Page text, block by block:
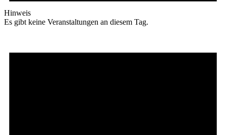
Hinweis
Es gibt keine Veranstaltungen an diesem Tag.